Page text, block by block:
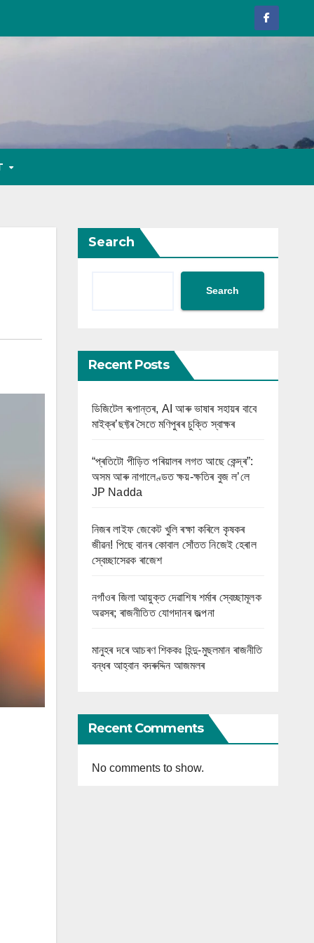
Search
Search
Recent Posts
ডিজিটেল ৰূপান্তৰ, AI আৰু ভাষাৰ সহায়ৰ বাবে
মাইক্ৰ’ছফ্টৰ সৈতে মণিপুৰৰ চুক্তি স্বাক্ষৰ
“প্ৰতিটো পীড়িত পৰিয়ালৰ লগত আছে কেন্দ্ৰ”:
অসম আৰু নাগালেণ্ডত ক্ষয়-ক্ষতিৰ বুজ ল’লে
JP Nadda
নিজৰ লাইফ জেকেট খুলি ৰক্ষা কৰিলে কৃষকৰ
জীৱন! পিছে বানৰ কোবাল সোঁতত নিজেই হেৰাল
স্বেচ্ছাসেৱক ৰাজেশ
নগাঁওৰ জিলা আয়ুক্ত দেৱাশিষ শৰ্মাৰ স্বেচ্ছামূলক
অৱসৰ; ৰাজনীতিত যোগদানৰ জল্পনা
মানুহৰ দৰে আচৰণ শিককঃ হিন্দু-মুছলমান ৰাজনীতি
বন্ধৰ আহ্বান বদৰুদ্দিন আজমলৰ
Recent Comments
No comments to show.